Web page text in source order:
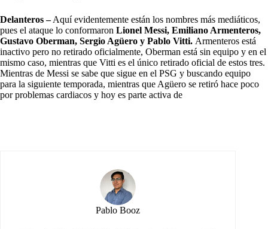
Delanteros –Aquí evidentemente están los nombres más mediáticos,
pues el ataque lo conformaron Lionel Messi, Emiliano Armenteros,
Gustavo Oberman, Sergio Agüero y Pablo Vitti. Armenteros está
inactivo pero no retirado oficialmente, Oberman está sin equipo y en el
mismo caso, mientras que Vitti es el único retirado oficial de estos tres.
Mientras de Messi se sabe que sigue en el PSG y buscando equipo
para la siguiente temporada, mientras que Agüero se retiró hace poco
por problemas cardiacos y hoy es parte activa de
Pablo Booz